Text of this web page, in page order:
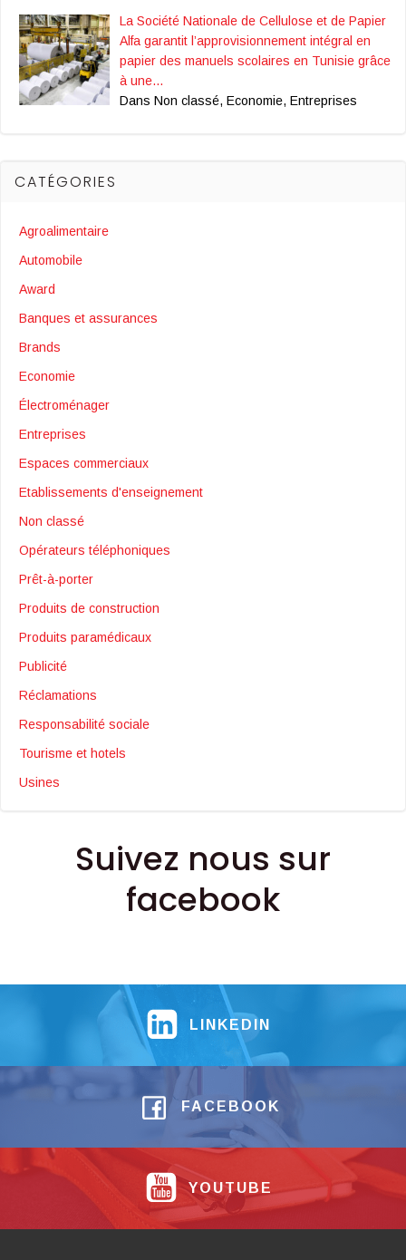
La Société Nationale de Cellulose et de Papier
Alfa garantit l’approvisionnement intégral en
papier des manuels scolaires en Tunisie grâce
à une…
Dans Non classé, Economie, Entreprises
CATÉGORIES
Agroalimentaire
Automobile
Award
Banques et assurances
Brands
Economie
Électroménager
Entreprises
Espaces commerciaux
Etablissements d'enseignement
Non classé
Opérateurs téléphoniques
Prêt-à-porter
Produits de construction
Produits paramédicaux
Publicité
Réclamations
Responsabilité sociale
Tourisme et hotels
Usines
Suivez nous sur
facebook
LINKEDIN
FACEBOOK
YOUTUBE